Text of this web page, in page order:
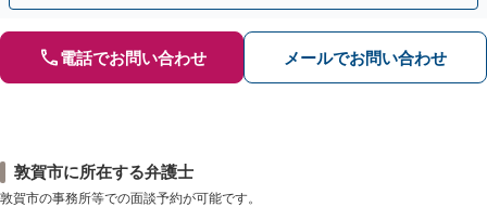
電話でお問い合わせ メールでお問い合わせ
敦賀市に所在する弁護士
敦賀市の事務所等での面談予約が可能です。